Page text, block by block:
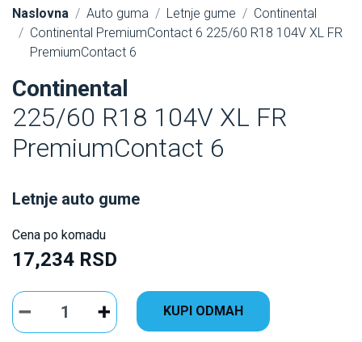
Naslovna Auto guma Letnje gume
Continental
Continental PremiumContact 6 225/60 R18 104V XL FR
PremiumContact 6
Continental
225/60 R18 104V XL FR
PremiumContact 6
Letnje auto gume
Cena po komadu
17,234 RSD
KUPI ODMAH